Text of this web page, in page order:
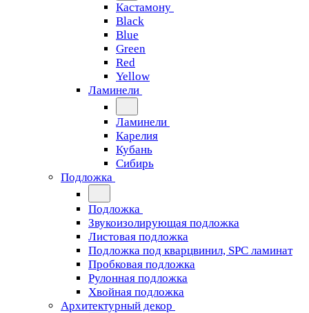
Кастамону
Black
Blue
Green
Red
Yellow
Ламинели
Ламинели
Карелия
Кубань
Сибирь
Подложка
Подложка
Звукоизолирующая подложка
Листовая подложка
Подложка под кварцвинил, SPC ламинат
Пробковая подложка
Рулонная подложка
Хвойная подложка
Архитектурный декор